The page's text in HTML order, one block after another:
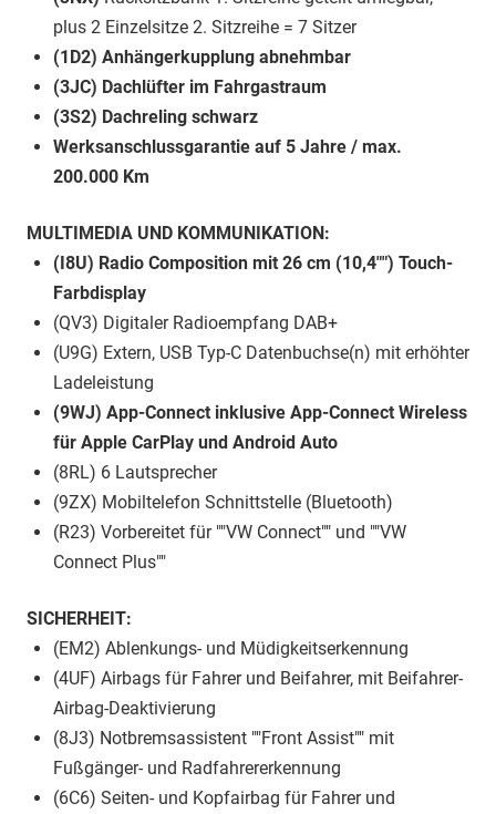
plus 2 Einzelsitze 2. Sitzreihe = 7 Sitzer
(1D2) Anhängerkupplung abnehmbar
(3JC) Dachlüfter im Fahrgastraum
(3S2) Dachreling schwarz
Werksanschlussgarantie auf 5 Jahre / max.
200.000 Km
MULTIMEDIA UND KOMMUNIKATION:
(I8U) Radio Composition mit 26 cm (10,4"") Touch-
Farbdisplay
(QV3) Digitaler Radioempfang DAB+
(U9G) Extern, USB Typ-C Datenbuchse(n) mit erhöhter
Ladeleistung
(9WJ) App-Connect inklusive App-Connect Wireless
für Apple CarPlay und Android Auto
(8RL) 6 Lautsprecher
(9ZX) Mobiltelefon Schnittstelle (Bluetooth)
(R23) Vorbereitet für ""VW Connect"" und ""VW
Connect Plus""
SICHERHEIT:
(EM2) Ablenkungs- und Müdigkeitserkennung
(4UF) Airbags für Fahrer und Beifahrer, mit Beifahrer-
Airbag-Deaktivierung
(8J3) Notbremsassistent ""Front Assist"" mit
Fußgänger- und Radfahrererkennung
(6C6) Seiten- und Kopfairbag für Fahrer und